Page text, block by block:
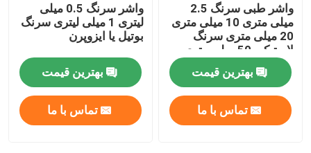
واشر طبی سرنگ 2.5
میلی متری 10 میلی متری
20 میلی متری سرنگ
لاستیکی 50 میلی متری
بوتیل
بهترین قیمت
تماس با ما
واشر سرنگ 0.5 میلی
لیتری 1 میلی لیتری سرنگ
بوتیل یا ایزوپرن
بهترین قیمت
تماس با ما